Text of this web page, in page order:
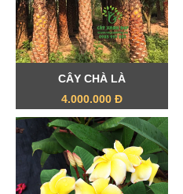
CÂY CHÀ LÀ
4.000.000 Đ